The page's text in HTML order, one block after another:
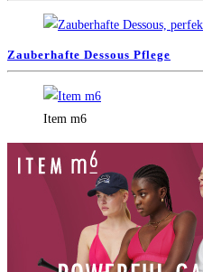
Zauberhafte Dessous Pflege
Item m6